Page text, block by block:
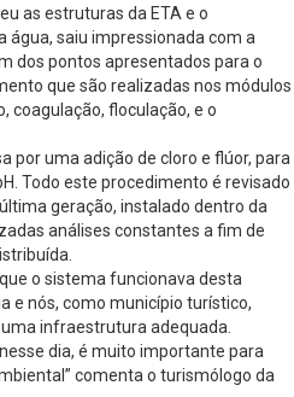
as estruturas da ETA e o
água, saiu impressionada com a
dos pontos apresentados para o
que são realizadas nos módulos
coagulação, floculação, e o
por uma adição de cloro e flúor, para
Todo este procedimento é revisado
geração, instalado dentro da
análises constantes a fim de
o sistema funcionava desta
e nós, como município turístico,
infraestrutura adequada.
dia, é muito importante para
comenta o turismólogo da